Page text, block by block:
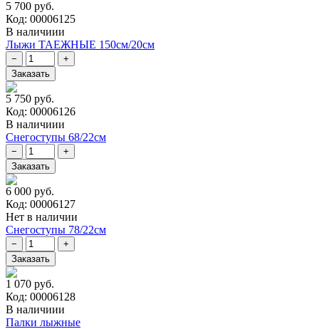
5 700 руб.
Код: 00006125
В наличиии
Лыжи ТАЕЖНЫЕ 150см/20см
5 750 руб.
Код: 00006126
В наличиии
Снегоступы 68/22см
6 000 руб.
Код: 00006127
Нет в наличии
Снегоступы 78/22см
1 070 руб.
Код: 00006128
В наличиии
Палки лыжные